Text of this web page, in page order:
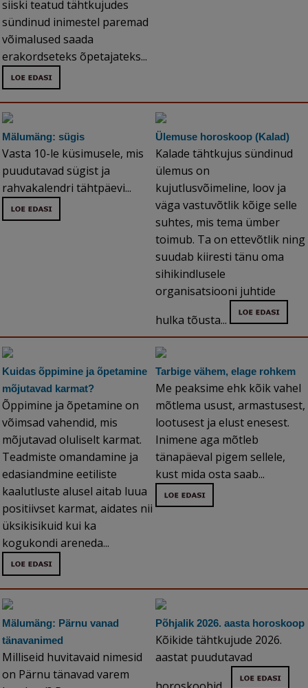
siiski teatud tähtkujudes
sündinud inimestel paremad
võimalused saada
erakordseteks õpetajateks...
Mälumäng: sügis
Vasta 10-le küsimusele, mis
puudutavad sügist ja
rahvakalendri tähtpäevi...
Ülemuse horoskoop (Kalad)
Kalade tähtkujus sündinud
ülemus on
kujutlusvõimeline, loov ja
väga vastuvõtlik kõige selle
suhtes, mis tema ümber
toimub. Ta on ettevõtlik ning
suudab kiiresti tänu oma
sihikindlusele
organisatsiooni juhtide
hulka tõusta...
Kuidas õppimine ja õpetamine
mõjutavad karmat?
Õppimine ja õpetamine on
võimsad vahendid, mis
mõjutavad oluliselt karmat.
Teadmiste omandamine ja
edasiandmine eetiliste
kaalutluste alusel aitab luua
positiivset karmat, aidates nii
üksikisikuid kui ka
kogukondi areneda...
Tarbige vähem, elage rohkem
Me peaksime ehk kõik vahel
mõtlema usust, armastusest,
lootusest ja elust enesest.
Inimene aga mõtleb
tänapäeval pigem sellele,
kust mida osta saab...
Mälumäng: Pärnu vanad
tänavanimed
Milliseid huvitavaid nimesid
on Pärnu tänavad varem
Põhjalik 2026. aasta horoskoop
Kõikide tähtkujude 2026.
aastat puudutavad